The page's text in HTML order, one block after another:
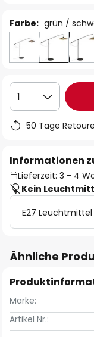
Farbe: grün /
1
50 Tage Retoure
Informationen
Lieferzeit: 3 - 4
Kein
E27
Ähnliche
Marke:
Artikel Nr.: